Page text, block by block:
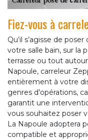
Fiez-vous à
Qu’il s’agisse de
votre salle bain, sur la
terrasse ou tout
Napoule, carreleur
entièrement à votre
genres d’opérations,
garantit une
vous souhaitez poser
La Napoule adoptera
compatible et